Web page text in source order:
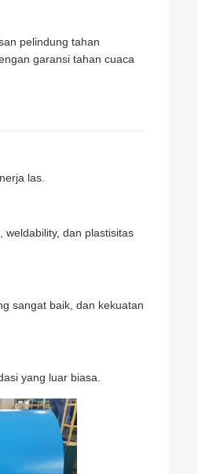
pelindung tahan
garansi tahan cuaca
las.
dan plastisitas
sangat baik, dan kekuatan
yang luar biasa.